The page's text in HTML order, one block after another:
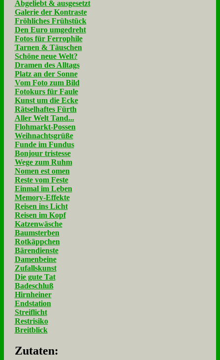
Abgeliebt & ausgesetzt
Galerie der Kontraste
Fröhliches Frühstück
Den Euro umgedreht
Fotos für Ferrophile
Tarnen & Täuschen
Schöne neue Welt?
Dramen des Alltags
Platz an der Sonne
Vom Foto zum Bild
Fotokurs für Faule
Kunst um die Ecke
Rätselhaftes Fürth
Aller Welt Tand...
Flohmarkt-Possen
Weihnachtsgrüße
Funde im Fundus
Bonjour tristesse
Wege zum Ruhm
Nomen est omen
Reste vom Feste
Einmal im Leben
Memory-Effekte
Reisen ins Licht
Reisen im Kopf
Katzenwäsche
Baumsterben
Rotkäppchen
Bärendienste
Damenbeine
Zufallskunst
Die gute Tat
Badeschluß
Hirnheiner
Endstation
Streiflicht
Restrisiko
Breitblick
Zu­ta­ten: